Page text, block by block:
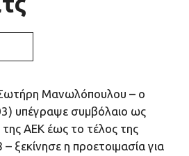
Σωτήρη Μανωλόπουλου – ο
υπέγραψε συμβόλαιο ως
ΑΕΚ έως το τέλος της
ξεκίνησε η προετοιμασία για